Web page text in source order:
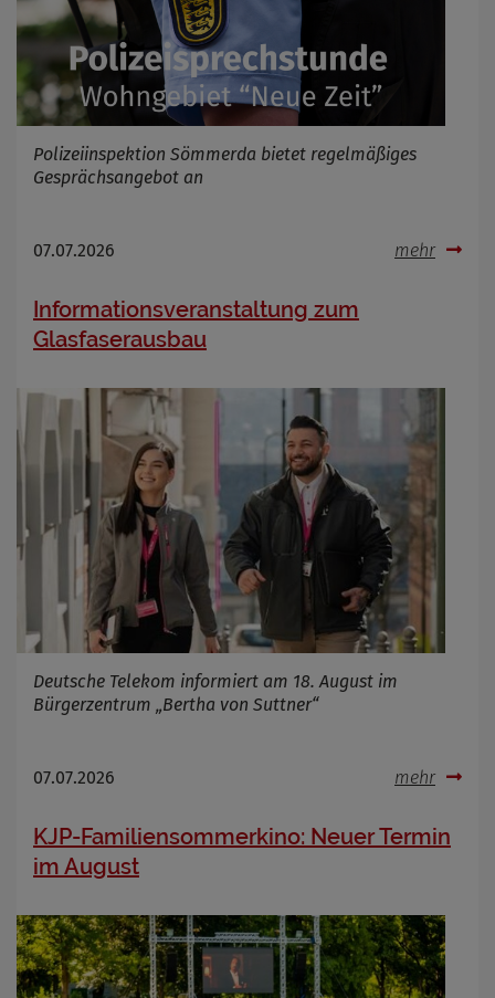
Polizeiinspektion Sömmerda bietet regelmäßiges
Gesprächsangebot an
07.07.2026 mehr
Informationsveranstaltung zum
Glasfaserausbau
Deutsche Telekom informiert am 18. August im
Bürgerzentrum „Bertha von Suttner“
07.07.2026 mehr
KJP-Familiensommerkino: Neuer Termin
im August